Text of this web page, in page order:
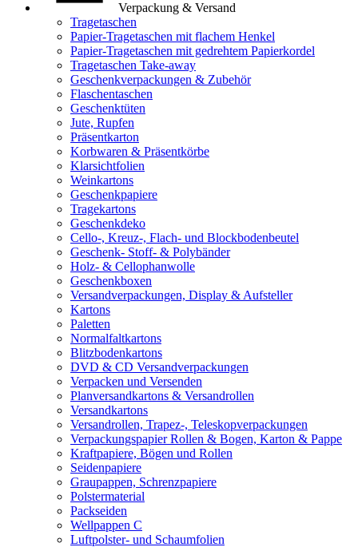
Verpackung & Versand
Tragetaschen
Papier-Tragetaschen mit flachem Henkel
Papier-Tragetaschen mit gedrehtem Papierkordel
Tragetaschen Take-away
Geschenkverpackungen & Zubehör
Flaschentaschen
Geschenktüten
Jute, Rupfen
Präsentkarton
Korbwaren & Präsentkörbe
Klarsichtfolien
Weinkartons
Geschenkpapiere
Tragekartons
Geschenkdeko
Cello-, Kreuz-, Flach- und Blockbodenbeutel
Geschenk- Stoff- & Polybänder
Holz- & Cellophanwolle
Geschenkboxen
Versandverpackungen, Display & Aufsteller
Kartons
Paletten
Normalfaltkartons
Blitzbodenkartons
DVD & CD Versandverpackungen
Verpacken und Versenden
Planversandkartons & Versandrollen
Versandkartons
Versandrollen, Trapez-, Teleskopverpackungen
Verpackungspapier Rollen & Bogen, Karton & Pappe
Kraftpapiere, Bögen und Rollen
Seidenpapiere
Graupappen, Schrenzpapiere
Polstermaterial
Packseiden
Wellpappen C
Luftpolster- und Schaumfolien